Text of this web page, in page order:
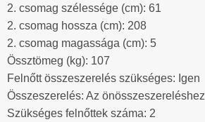
2. csomag szélessége (cm): 61
2. csomag hossza (cm): 208
2. csomag magassága (cm): 5
Össztömeg (kg): 107
Felnőtt összeszerelés szükséges: Igen
Összeszerelés: Az önösszeszereléshez
Szükséges felnőttek száma: 2